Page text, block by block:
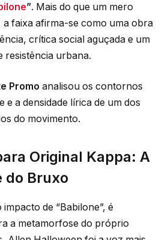
”. Mais do que um mero
a faixa afirma-se como uma obra
crítica social aguçada e um
resistência urbana.
Promo analisou os contornos
e a densidade lírica de um dos
do movimento.
Original Kappa: A
do Bruxo
de “Babilone”, é
a metamorfose do próprio